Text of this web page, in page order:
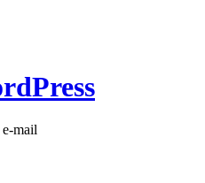
mail